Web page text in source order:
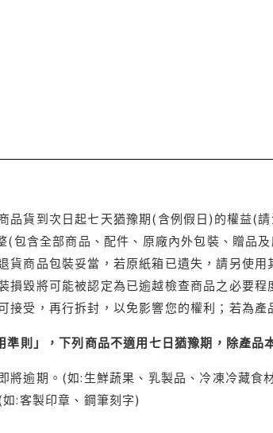
品貨到次日起七天猶豫期(含例假日)的權益(
包含全部商品、配件、原廠內外包裝、贈品
貨商品包裝妥當，若原紙箱已遺失，請另使
損毀將可能被認定為已逾越檢查商品之必要
接受，再行拆封，以免影響您的權利；若為產
則」，下列商品不適用七日猶豫期，除產品
將逾期。(如:生鮮蔬果、乳製品、冷凍冷藏食
:客製印章、鋼筆刻字)